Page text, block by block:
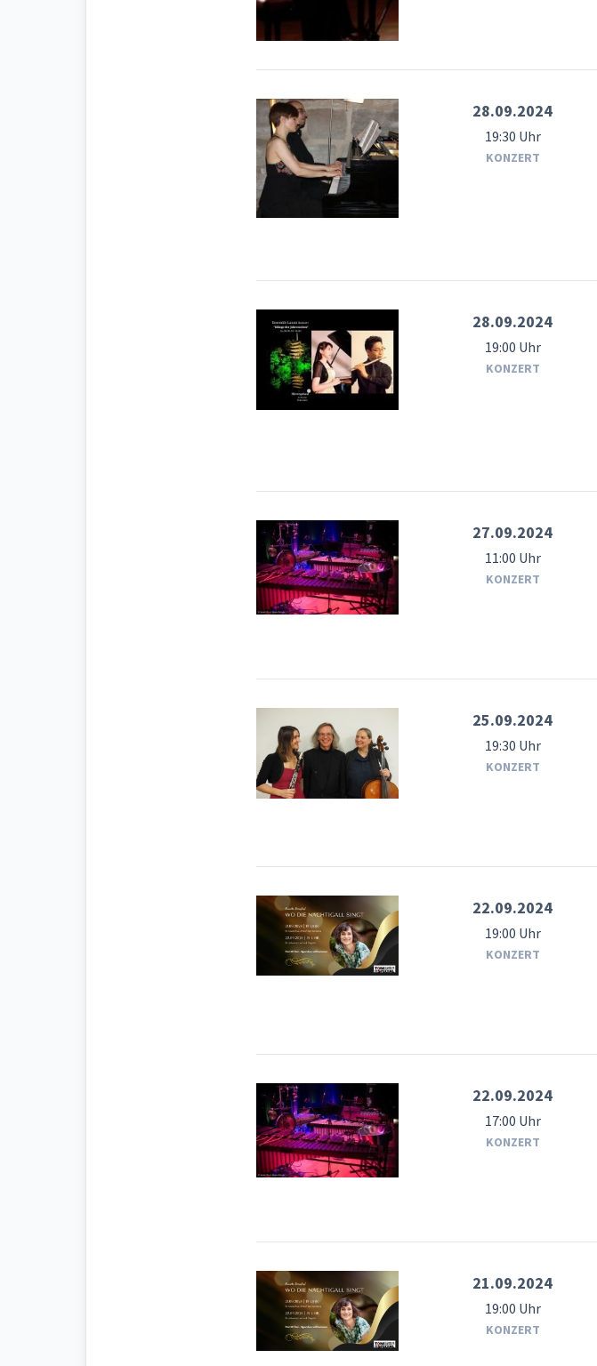
28.09.2024
19:30 Uhr
KONZERT
28.09.2024
19:00 Uhr
KONZERT
27.09.2024
11:00 Uhr
KONZERT
25.09.2024
19:30 Uhr
KONZERT
22.09.2024
19:00 Uhr
KONZERT
22.09.2024
17:00 Uhr
KONZERT
21.09.2024
19:00 Uhr
KONZERT